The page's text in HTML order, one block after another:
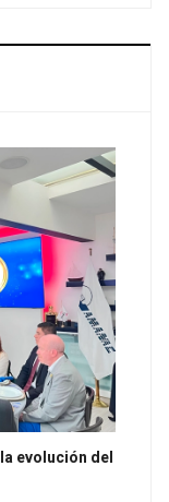
evolución del